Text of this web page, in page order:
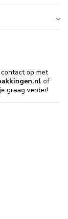
op met
of
graag verder!